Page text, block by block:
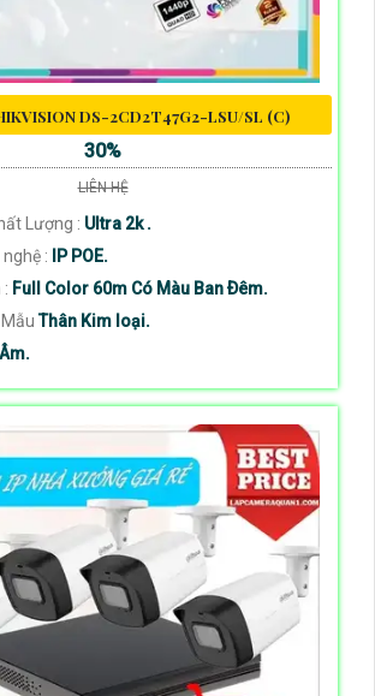
DS-2CD2T47G2-LSU/SL (C)
30%
LIÊN HỆ
Lượng : Ultra 2k .
: IP POE.
Full Color 60m Có Màu Ban Ðêm.
MẫuThân Kim loại.